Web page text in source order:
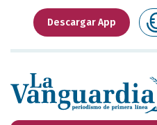
Descargar App